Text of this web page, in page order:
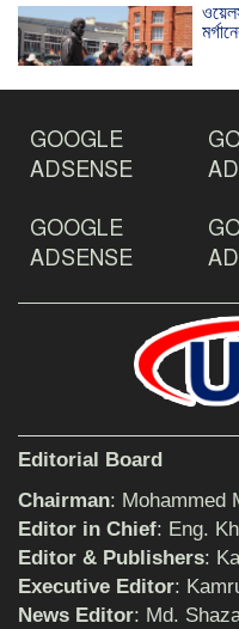
দেশ
-
আহলে
GOOGLE
ADSENSE
GOOGLE
ADSENSE
Editorial Board
Chairman: Mohammed
Editor in Chief: Eng.
Editor & Publishers:
Executive Editor:
News Editor: Md.